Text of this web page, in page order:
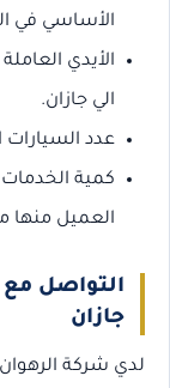
الأساسي في
الأيدي
الي جازان.
عدد
كمية
العميل منها
التواصل
جازان
لدي شركة